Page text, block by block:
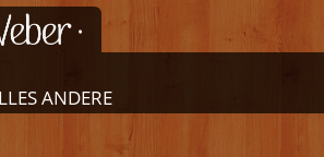
ANDERE